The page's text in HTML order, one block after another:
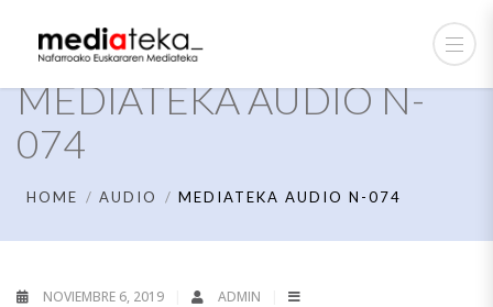
MEDIATEKA AUDIO N-
074
HOME AUDIO MEDIATEKA AUDIO N-074
NOVIEMBRE 6, 2019 ADMIN